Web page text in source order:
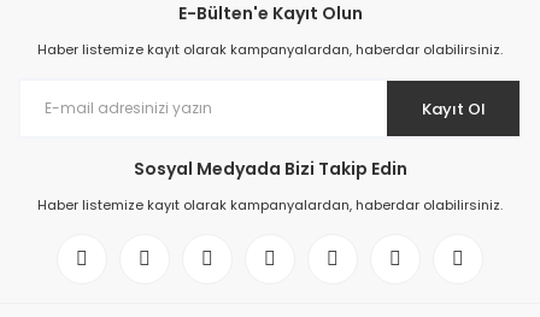
E-Bülten'e Kayıt Olun
Haber listemize kayıt olarak kampanyalardan, haberdar olabilirsiniz.
Kayıt Ol
Sosyal Medyada Bizi Takip Edin
Haber listemize kayıt olarak kampanyalardan, haberdar olabilirsiniz.